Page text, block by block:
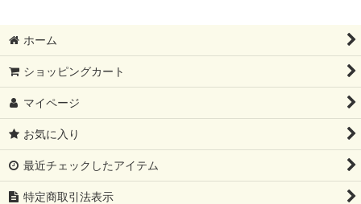
ホーム
ショッピングカート
マイページ
お気に入り
最近チェックしたアイテム
特定商取引法表示